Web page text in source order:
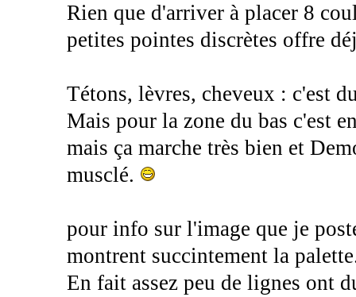
Rien que d'arriver à placer 8
petites pointes discrètes offre
Tétons, lèvres, cheveux : c'est
Mais pour la zone du bas c'est
mais ça marche très bien et
musclé.
pour info sur l'image que je
montrent succintement la
En fait assez peu de lignes ont